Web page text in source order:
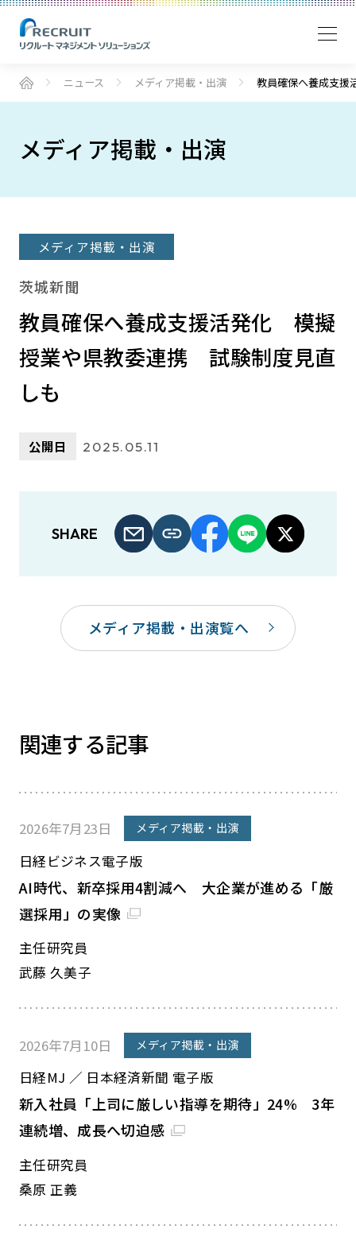
ニュース メディア掲載・出演 教員確保へ養成支
メディア掲載・出演
メディア掲載・出演
茨城新聞
教員確保へ養成支援活発化 模擬
授業や県教委連携 試験制度見直
しも
公開日 2025.05.11
SHARE
メディア掲載・出演覧へ
関連する記事
2026年7月23日 メディア掲載・出演
日経ビジネス電子版
AI時代、新卒採用4割減へ 大企業が進める「厳
選採用」の実像
主任研究員
武藤 久美子
2026年7月10日 メディア掲載・出演
日経MJ ／ 日本経済新聞 電子版
新入社員「上司に厳しい指導を期待」24% 3年
連続増、成長へ切迫感
主任研究員
桑原 正義